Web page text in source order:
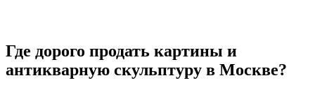
Где дорого продать картины и
антикварную скульптуру в Москве?